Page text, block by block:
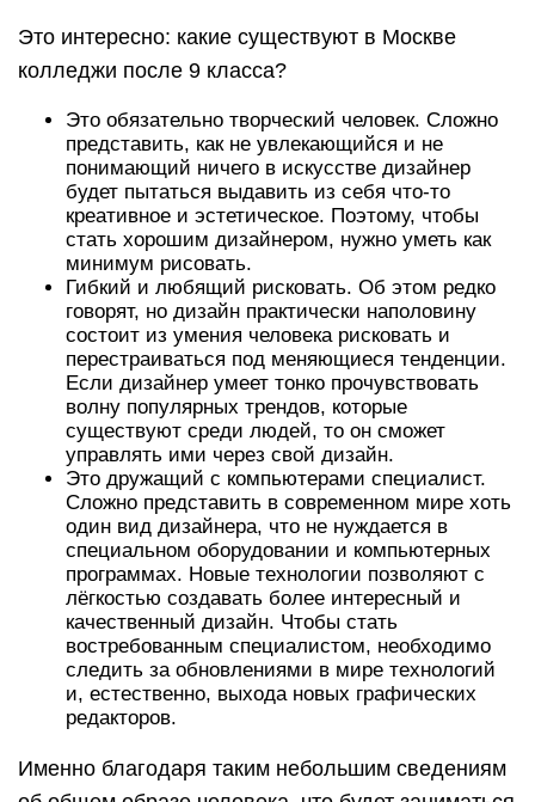
Это интересно: какие существуют в Москве
колледжи после 9 класса?
Это обязательно творческий человек. Сложно
представить, как не увлекающийся и не
понимающий ничего в искусстве дизайнер
будет пытаться выдавить из себя что-то
креативное и эстетическое. Поэтому, чтобы
стать хорошим дизайнером, нужно уметь как
минимум рисовать.
Гибкий и любящий рисковать. Об этом редко
говорят, но дизайн практически наполовину
состоит из умения человека рисковать и
перестраиваться под меняющиеся тенденции.
Если дизайнер умеет тонко прочувствовать
волну популярных трендов, которые
существуют среди людей, то он сможет
управлять ими через свой дизайн.
Это дружащий с компьютерами специалист.
Сложно представить в современном мире хоть
один вид дизайнера, что не нуждается в
специальном оборудовании и компьютерных
программах. Новые технологии позволяют с
лёгкостью создавать более интересный и
качественный дизайн. Чтобы стать
востребованным специалистом, необходимо
следить за обновлениями в мире технологий
и, естественно, выхода новых графических
редакторов.
Именно благодаря таким небольшим сведениям